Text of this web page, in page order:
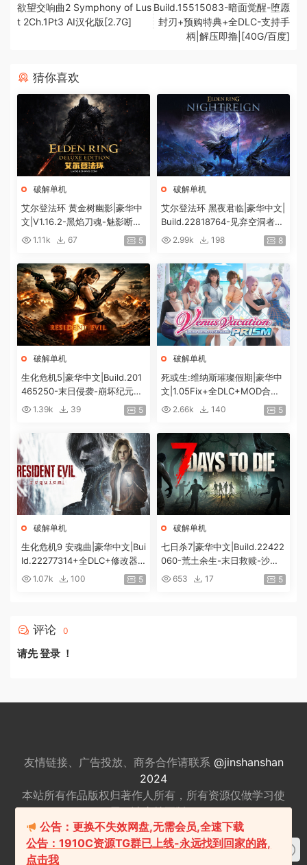
欲望交响曲2 Symphony of Lus
t 2Ch.1Pt3 AI汉化版[2.7G]
Build.15515083-暗面觉醒-堕愿
封刃+预购特典+全DLC-支持手
柄|解压即撸|[40G/百度]
猜你喜欢
破解单机
艾尔登法环 黄金树幽影|豪华中
文|V1.16.2-黑焰刀魂-魅影断弦
+预购特典+全DLC+修改器|解
1.11k 67 5
破解单机
艾尔登法环 黑夜君临|豪华中文|
Build.22818764-见弃空洞者DL
C+预购特典+全DLC+修改器|解
2.99k 198 8
破解单机
生化危机5|豪华中文|Build.201
465250-末日侵袭-崩坏纪元
+预购特典+全DLC-解锁全内
1.39k 39 5
破解单机
死或生:维纳斯璀璨假期|豪华中
文|1.05Fix+全DLC+MOD合集
+预购特典|解压即撸|[12G/百
2.66k 140 5
破解单机
生化危机9 安魂曲|豪华中文|Bui
ld.22277314+全DLC+修改器|
解压即撸|[74G/百度]
1.07k 100 5
破解单机
七日杀7|豪华中文|Build.22422
060-荒土余生-末日救赎-沙盒
+全DLC|解压即撸|
653 17 5
评论 0
请先登录 ！
友情链接、广告投放、商务合作请联系 @jinshanshan
2024
本站所有作品版权归著作人所有，所有资源仅做学习使
用，请支持正版。
适量游戏有益身心健康，请勿长时间沉迷游戏，注意保
护视力并预防近视，保重身体！
我们立足于美国，对全球华人服务，本站包含18+内
公告：更换不失效网盘,无需会员,全速下载
公告：1910C资源TG群已上线-永远找到回家的路,
点击我